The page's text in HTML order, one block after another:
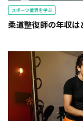
スポーツ業界を学ぶ
柔道整復師の年収